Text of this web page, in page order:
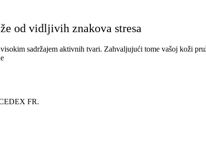
od vidljivih znakova stresa
sadržajem aktivnih tvari. Zahvaljujući tome vašoj koži
FR.